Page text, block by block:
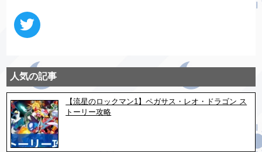
人気の記事
【流星のロックマン1】ペガサス・レオ・ドラゴン ス
トーリー攻略